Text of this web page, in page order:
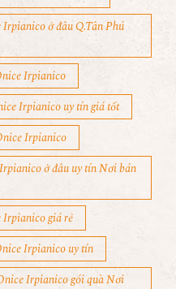
ở đâu Q.Tân Phú
Irpianico
Irpianico uy tín giá tốt
Irpianico
ở đâu uy tín Nơi bán
giá rẻ
Irpianico uy tín
Irpianico gói quà Nơi